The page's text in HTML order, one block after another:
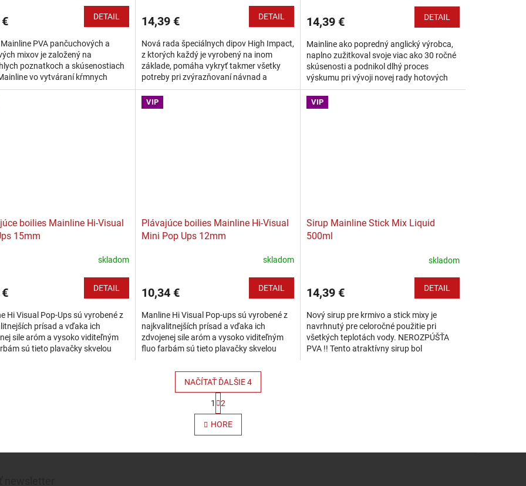
DETAIL
PVA pančuchových a
mixov je založený na
poznatkoch a skúsenostiach
vo vytváraní kŕmnych
Zjednocovanie jedinečných
vo vode...
14,39 € DETAIL
Nová rada špeciálnych dipov High Impact,
z ktorých každý je vyrobený na inom
základe, pomáha vykryť takmer všetky
potreby pri zvýrazňovaní návnad a
nástrah. Dipy obsahujú exkluzívne aktívne
prísady...
14,39 € DETAIL
Mainline ako popredný anglický výrobca,
naplno zužitkoval svoje viac ako 30 ročné
skúsenosti a podnikol dlhý proces
výskumu pri vývoji novej rady hotových
boilies, aby vytvoril vysoko účinnú...
boilies Mainline Hi-Visual
15mm
skladom
DETAIL
Hi Visual Pop-Ups sú vyrobené z
prísad a vďaka ich
sile aróm a vysoko viditeľným
sú tieto plavačky skvelou
VIP
Plávajúce boilies Mainline Hi-Visual
Mini Pop Ups 12mm
skladom
10,34 € DETAIL
Manline Hi Visual Pop-ups sú vyrobené z
najkvalitnejších prísad a vďaka ich
zdvojenej sile aróm a vysoko viditeľným
fluo farbám sú tieto plavačky skvelou
VIP
Sirup Mainline Stick Mix Liquid
500ml
skladom
14,39 € DETAIL
Nový sirup pre krmivo a stick mixy je
navrhnutý pre celoročné použitie pri
všetkých teplotách vody. NEROZPÚŠŤA
PVA !! Tento atraktívny sirup bol
Ovládacie prvky výpisu
NAČÍTAŤ ĎALŠIE 4
1 2
HORE